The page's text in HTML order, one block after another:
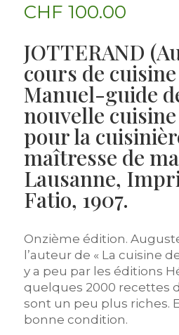
CHF 100.00
JOTTERAND
cours de
Manuel-guide
nouvelle
pour la
maîtresse de
Lausanne,
Fatio, 1907.
Onzième édition.
l’auteur de « La cuisine
y a peu par les éditions
quelques 2000 recettes
sont un peu plus riches.
bonne condition.